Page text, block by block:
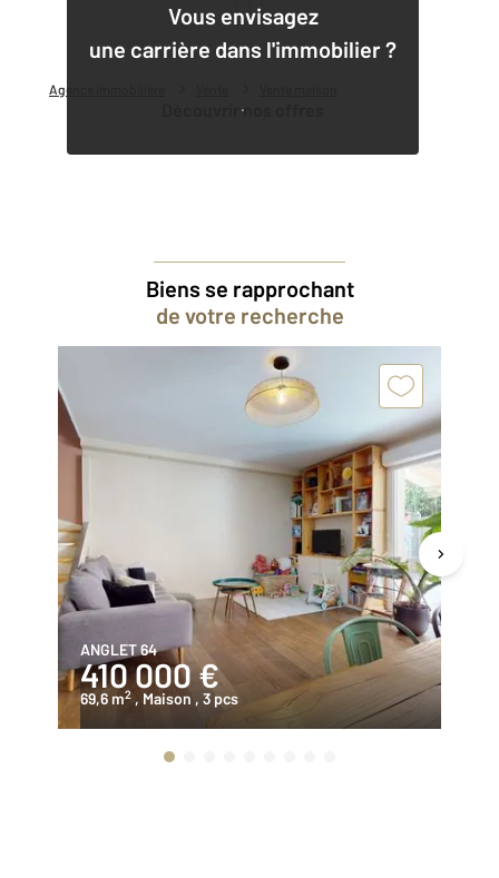
Agence immobilière
Vous envisagez
une carrière dans l'immobilier ?
Découvrir nos offres
Biens se rapprochant
de votre recherche
ANGLET 64
410 000 €
69,6 m2 , Maison , 3 pcs